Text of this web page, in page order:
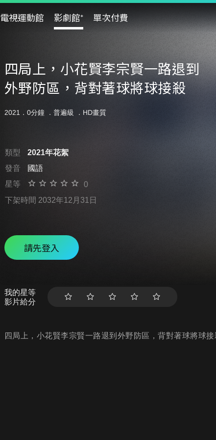
電視運動館 影劇館⁺ 單次付費
四局上，小花賢李宗賢一路退到
外野防區，背對著球將球接殺
2021．0分鐘 ． 普遍級 ．HD畫質
類型
2021年花絮
發音
國語
星等
0
下架時間 2032年12月31日
請先登入
我的星等
影片給分
四局上，小花賢李宗賢一路退到外野防區，背對著球將球接